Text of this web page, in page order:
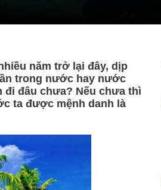
năm trở lại đây, dịp
trong nước hay nước
đi đâu chưa? Nếu chưa thì
ta được mệnh danh là